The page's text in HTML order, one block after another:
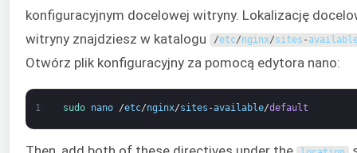
konfiguracyjnym docelowej witryny. Lokalizację
witryny znajdziesz w katalogu
/etc/nginx/sites -
Otwórz plik konfiguracyjny za pomocą edytora nano:
1 sudo nano /etc/nginx/sites -available/default